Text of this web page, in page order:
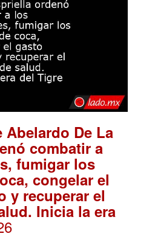
De La
combatir a
fumigar los
congelar el
y recuperar el
Inicia la era